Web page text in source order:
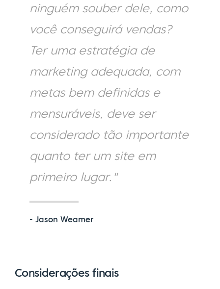
ninguém souber dele, como
você conseguirá vendas?
Ter uma estratégia de
marketing adequada, com
metas bem definidas e
mensuráveis, deve ser
considerado tão importante
quanto ter um site em
primeiro lugar."
- Jason Weamer
Considerações finais